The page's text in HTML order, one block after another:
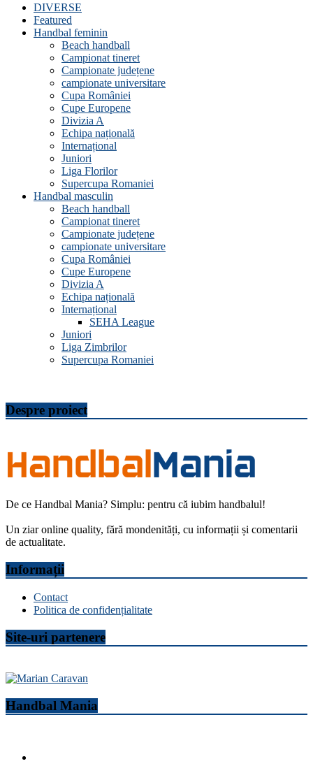
DIVERSE
Featured
Handbal feminin
Beach handball
Campionat tineret
Campionate județene
campionate universitare
Cupa României
Cupe Europene
Divizia A
Echipa națională
Internațional
Juniori
Liga Florilor
Supercupa Romaniei
Handbal masculin
Beach handball
Campionat tineret
Campionate județene
campionate universitare
Cupa României
Cupe Europene
Divizia A
Echipa națională
Internațional
SEHA League
Juniori
Liga Zimbrilor
Supercupa Romaniei
Despre proiect
De ce Handbal Mania? Simplu: pentru că iubim handbalul!
Un ziar online quality, fără mondenități, cu informații și comentarii
de actualitate.
Informații
Contact
Politica de confidențialitate
Site-uri partenere
Handbal Mania